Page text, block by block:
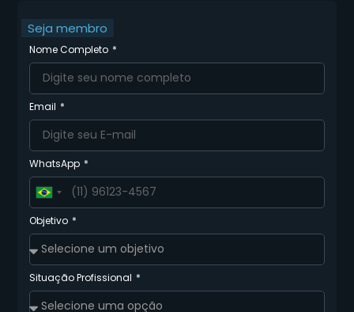
Seja membro
Nome Completo
Email
WhatsApp
Brazil
+55
Objetivo
Situação Profissional